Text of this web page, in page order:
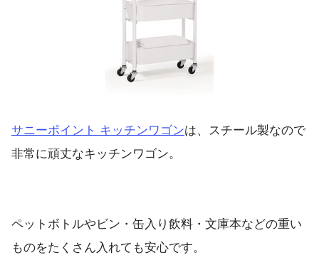
サニーポイント キッチンワゴンは、スチール製なので
非常に頑丈なキッチンワゴン。
ペットボトルやビン・缶入り飲料・文庫本などの重い
ものをたくさん入れても安心です。